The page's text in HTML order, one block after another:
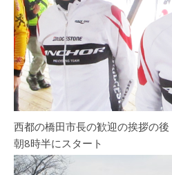
西都の橋田市長の歓迎の挨拶の後
朝8時半にスタート